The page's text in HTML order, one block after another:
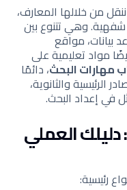
من خلالها المعارف،
وهي تتنوع بين
بيانات، مواقع
مواد تعليمية على
مهارات البحث، دائمًا
والثانوية،
في إعداد البحث.
العملي
رئيسية: